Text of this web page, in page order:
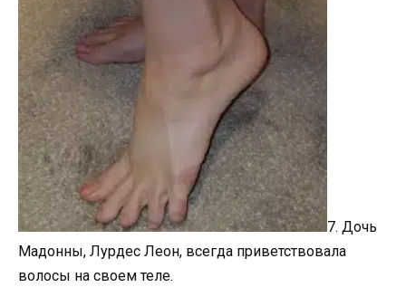
7. Дочь
Мадонны, Лурдес Леон, всегда приветствовала
волосы на своем теле.